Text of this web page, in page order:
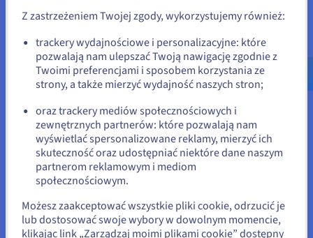
Szyfrowanie end-to-end dostępne dla wrażliwych
Nieograniczona liczba użytkowników za stałą
miesięczną opłatę
Google Workspace pobiera co najmniej 6 euro za użytkownika
miesięcznie. Dropbox Business pobiera 15 euro za
użytkownika. Dla pięcioosobowego zespołu subskrypcje
SaaS kosztują od 30 do 75 euro miesięcznie bezterminowo.
VPS OVHcloud w stałej miesięcznej opłacie obsługuje
nieograniczoną liczbę użytkowników. Dodaj
kopie zapasowe VPSdla ochrony danych w ułamku kosztów
przedsiębiorstw SaaS.
Ekosystem aplikacji Nextcloud
Go to Stany Zjednoczone website
us.ovhcloud.com/
Angielski USD - $
lub
Pozostań na bieżącej stronie
Wybierz inną stronę
Zamknij
Z zastrzeżeniem Twojej zgody, wykorzystujemy również:
trackery wydajnościowe i personalizacyjne: które
pozwalają nam ulepszać Twoją nawigację zgodnie z
Twoimi preferencjami i sposobem korzystania ze
strony, a także mierzyć wydajność naszych stron;
oraz trackery mediów społecznościowych i
zewnętrznych partnerów: które pozwalają nam
wyświetlać spersonalizowane reklamy, mierzyć ich
skuteczność oraz udostępniać niektóre dane naszym
partnerom reklamowym i mediom
społecznościowym.
Możesz zaakceptować wszystkie pliki cookie, odrzucić je
lub dostosować swoje wybory w dowolnym momencie,
klikając link „Zarządzaj moimi plikami cookie” dostępny